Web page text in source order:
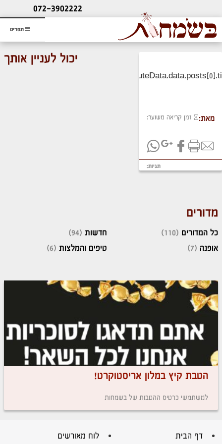
תפריט
ליעוץ חינם
והזמנת כרטיס שמחות
072-3902222
מאת: זמן קריאה משוער:
תגיות:
יכול לעניין אותך
מדורים
כל המדורים (110)
אופנה (7)
חדשות (94)
טיפים והמלצות (6)
הטבת קיץ במלון אריסטוקרט!
למשתמשי כרטיס ההטבות של בשמחות
דף הבית לוח מאורשים